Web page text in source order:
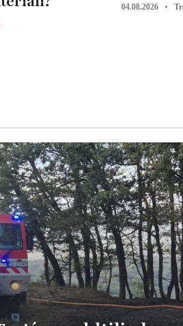
04.08.2026